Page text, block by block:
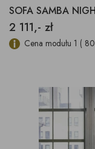
SOFA SAMBA
2 111,- zł
Cena modułu 1 (